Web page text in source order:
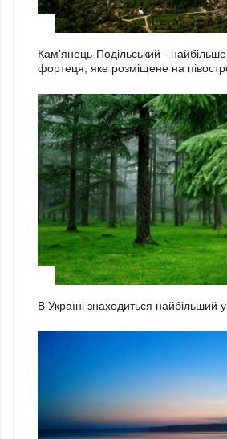
Кам’янець-Подільський - найбільше
фортеця, яке розміщене на
В Україні знаходиться найбільший у